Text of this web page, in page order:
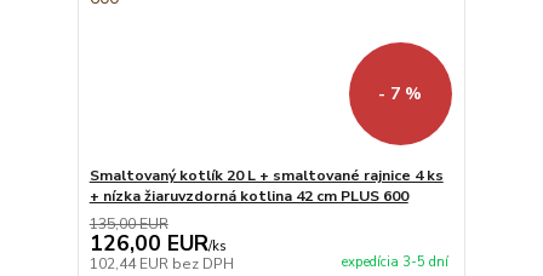
- 7 %
Smaltovaný kotlík 20 L + smaltované rajnice 4 ks
+ nízka žiaruvzdorná kotlina 42 cm PLUS 600
135,00 EUR
126,00 EUR/ks
102,44 EUR bez DPH expedícia 3-5 dní